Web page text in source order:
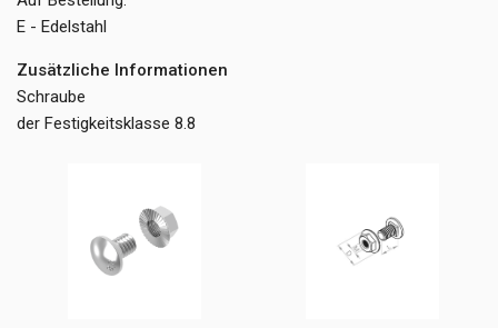
E - Edelstahl
Zusätzliche Informationen
Schraube
der Festigkeitsklasse 8.8